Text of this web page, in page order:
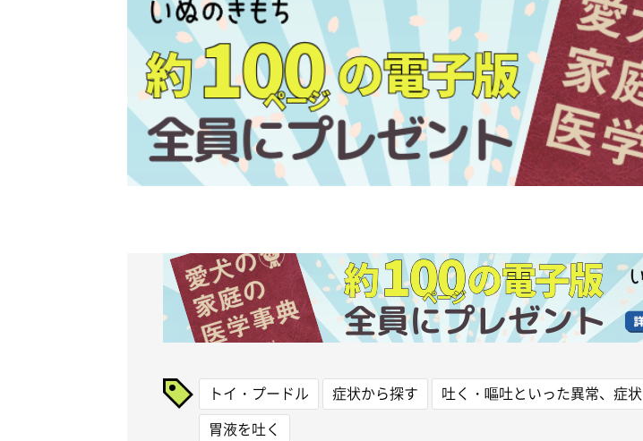
トイ・プードル 症状から探す
吐く・嘔吐といった異常、症状
胃液を吐く